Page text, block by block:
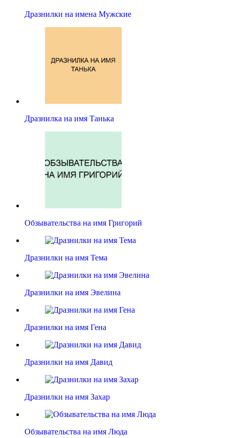
Дразнилки на имена Мужские
Дразнилка на имя Танька
Обзывательства на имя Григорий
Дразнилки на имя Тема
Дразнилки на имя Эвелина
Дразнилки на имя Гена
Дразнилки на имя Давид
Дразнилки на имя Захар
Обзывательства на имя Люда